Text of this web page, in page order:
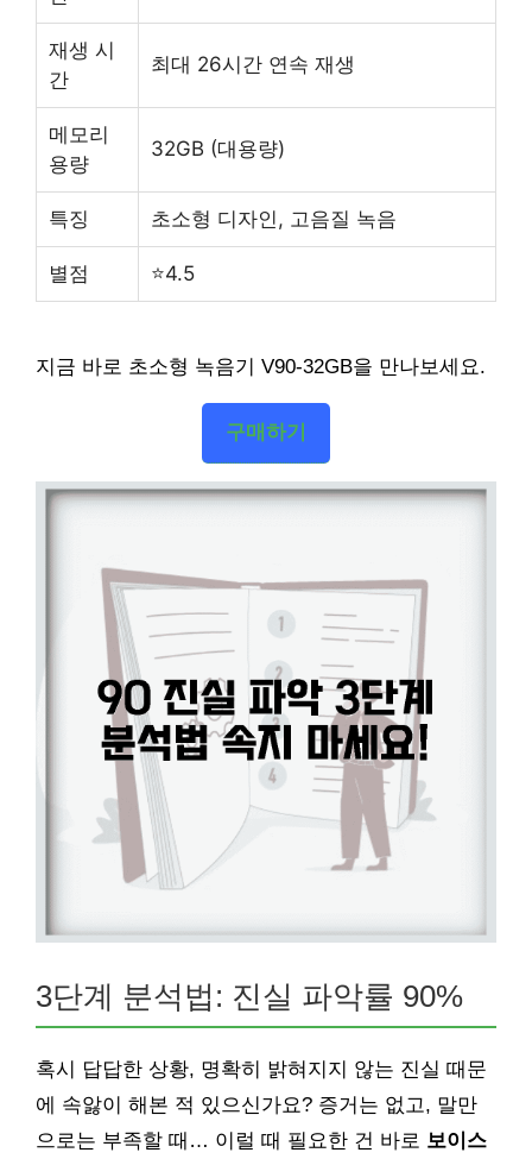
재생 시
간
최대 26시간 연속 재생
메모리
용량
32GB (대용량)
특징 초소형 디자인, 고음질 녹음
별점 ⭐4.5
지금 바로 초소형 녹음기 V90-32GB을 만나보세요.
구매하기
3단계 분석법: 진실 파악률 90%
혹시 답답한 상황, 명확히 밝혀지지 않는 진실 때문
에 속앓이 해본 적 있으신가요? 증거는 없고, 말만
으로는 부족할 때… 이럴 때 필요한 건 바로 보이스